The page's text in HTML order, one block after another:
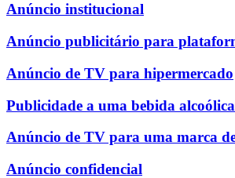
Anúncio institucional
Anúncio publicitário para
Anúncio de TV para hipermercado
Publicidade a uma bebida alcoólica
Anúncio de TV para uma marca
Anúncio confidencial